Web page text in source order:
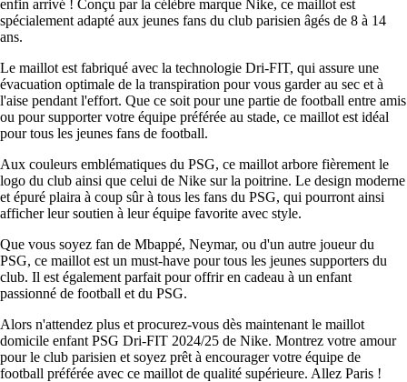
enfin arrivé ! Conçu par la célèbre marque Nike, ce maillot est
spécialement adapté aux jeunes fans du club parisien âgés de 8 à 14
ans.
Le maillot est fabriqué avec la technologie Dri-FIT, qui assure une
évacuation optimale de la transpiration pour vous garder au sec et à
l'aise pendant l'effort. Que ce soit pour une partie de football entre amis
ou pour supporter votre équipe préférée au stade, ce maillot est idéal
pour tous les jeunes fans de football.
Aux couleurs emblématiques du PSG, ce maillot arbore fièrement le
logo du club ainsi que celui de Nike sur la poitrine. Le design moderne
et épuré plaira à coup sûr à tous les fans du PSG, qui pourront ainsi
afficher leur soutien à leur équipe favorite avec style.
Que vous soyez fan de Mbappé, Neymar, ou d'un autre joueur du
PSG, ce maillot est un must-have pour tous les jeunes supporters du
club. Il est également parfait pour offrir en cadeau à un enfant
passionné de football et du PSG.
Alors n'attendez plus et procurez-vous dès maintenant le maillot
domicile enfant PSG Dri-FIT 2024/25 de Nike. Montrez votre amour
pour le club parisien et soyez prêt à encourager votre équipe de
football préférée avec ce maillot de qualité supérieure. Allez Paris !